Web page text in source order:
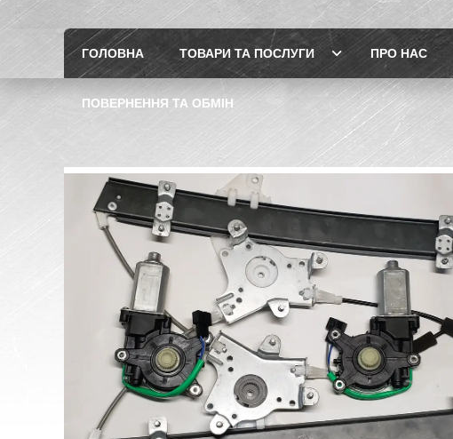
ГОЛОВНА ТОВАРИ ТА ПОСЛУГИ ПРО НАС
ПОВЕРНЕННЯ ТА ОБМІН